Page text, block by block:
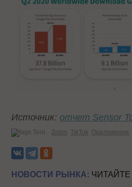
Источник: отчет Sensor
Теги: Zoom TikTok Приложения
НОВОСТИ РЫНКА: